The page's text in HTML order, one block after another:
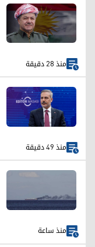
منذ 28 دقيقة
منذ 49 دقيقة
منذ ساعة